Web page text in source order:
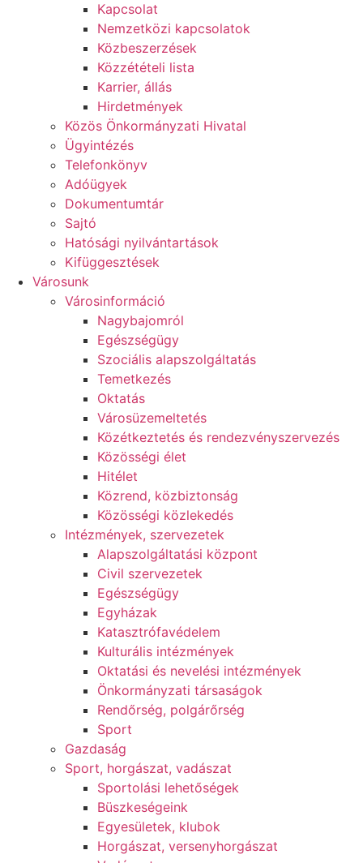
Kapcsolat
Nemzetközi kapcsolatok
Közbeszerzések
Közzétételi lista
Karrier, állás
Hirdetmények
Közös Önkormányzati Hivatal
Ügyintézés
Telefonkönyv
Adóügyek
Dokumentumtár
Sajtó
Hatósági nyilvántartások
Kifüggesztések
Városunk
Városinformáció
Nagybajomról
Egészségügy
Szociális alapszolgáltatás​
Temetkezés
Oktatás
Városüzemeltetés
Közétkeztetés és rendezvényszervezés
Közösségi élet​
Hitélet
Közrend, közbiztonság
Közösségi közlekedés
Intézmények, szervezetek
Alapszolgáltatási központ
Civil szervezetek
Egészségügy
Egyházak
Katasztrófavédelem
Kulturális intézmények
Oktatási és nevelési intézmények
Önkormányzati társaságok
Rendőrség, polgárőrség
Sport
Gazdaság
Sport, horgászat, vadászat
Sportolási lehetőségek
Büszkeségeink
Egyesületek, klubok
Horgászat, versenyhorgászat